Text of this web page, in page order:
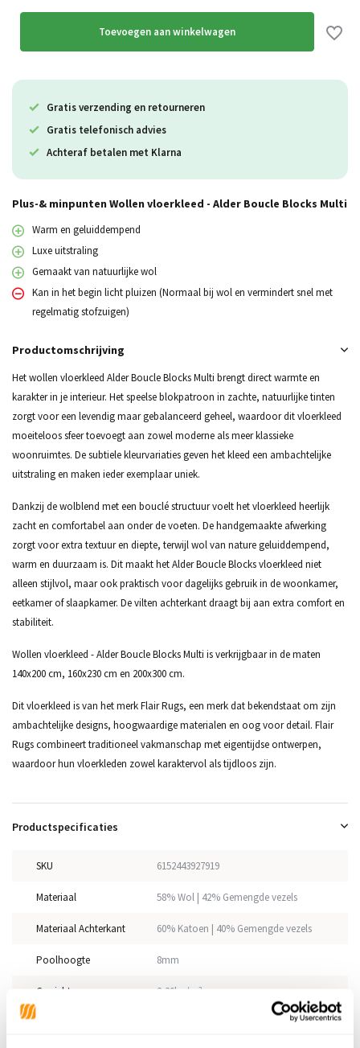
Toevoegen aan winkelwagen
Gratis verzending en retourneren
Gratis telefonisch advies
Achteraf betalen met Klarna
Plus-& minpunten Wollen vloerkleed - Alder Boucle Blocks Multi
Warm en geluiddempend
Luxe uitstraling
Gemaakt van natuurlijke wol
Kan in het begin licht pluizen (Normaal bij wol en vermindert snel met
regelmatig stofzuigen)
Productomschrijving
Het wollen vloerkleed Alder Boucle Blocks Multi brengt direct warmte en
karakter in je interieur. Het speelse blokpatroon in zachte, natuurlijke tinten
zorgt voor een levendig maar gebalanceerd geheel, waardoor dit vloerkleed
moeiteloos sfeer toevoegt aan zowel moderne als meer klassieke
woonruimtes. De subtiele kleurvariaties geven het kleed een ambachtelijke
uitstraling en maken ieder exemplaar uniek.
Dankzij de wolblend met een bouclé structuur voelt het vloerkleed heerlijk
zacht en comfortabel aan onder de voeten. De handgemaakte afwerking
zorgt voor extra textuur en diepte, terwijl wol van nature geluiddempend,
warm en duurzaam is. Dit maakt het Alder Boucle Blocks vloerkleed niet
alleen stijlvol, maar ook praktisch voor dagelijks gebruik in de woonkamer,
eetkamer of slaapkamer. De vilten achterkant draagt bij aan extra comfort en
stabiliteit.
Wollen vloerkleed - Alder Boucle Blocks Multi is verkrijgbaar in de maten
140x200 cm, 160x230 cm en 200x300 cm.
Dit vloerkleed is van het merk Flair Rugs, een merk dat bekendstaat om zijn
ambachtelijke designs, hoogwaardige materialen en oog voor detail. Flair
Rugs combineert traditioneel vakmanschap met eigentijdse ontwerpen,
waardoor hun vloerkleden zowel karaktervol als tijdloos zijn.
Productspecificaties
SKU 6152443927919
Materiaal 58% Wol | 42% Gemengde vezels
Materiaal Achterkant 60% Katoen | 40% Gemengde vezels
Poolhoogte 8mm
Gewicht 2,30kg/m²